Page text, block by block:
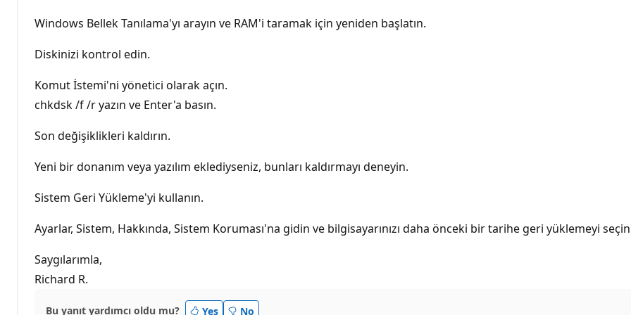
Windows Bellek Tanılama'yı arayın ve RAM'i taramak için yeniden başlatın.
Diskinizi kontrol edin.
Komut İstemi'ni yönetici olarak açın.
chkdsk /f /r yazın ve Enter'a basın.
Son değişiklikleri kaldırın.
Yeni bir donanım veya yazılım eklediyseniz, bunları kaldırmayı deneyin.
Sistem Geri Yükleme'yi kullanın.
Ayarlar, Sistem, Hakkında, Sistem Koruması'na gidin ve bilgisayarınızı daha önceki bir tarihe geri yüklemeyi
Saygılarımla,
Richard R.
Bu yanıt yardımcı oldu mu? Yes No